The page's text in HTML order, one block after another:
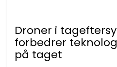
Droner i
forbedrer
på taget